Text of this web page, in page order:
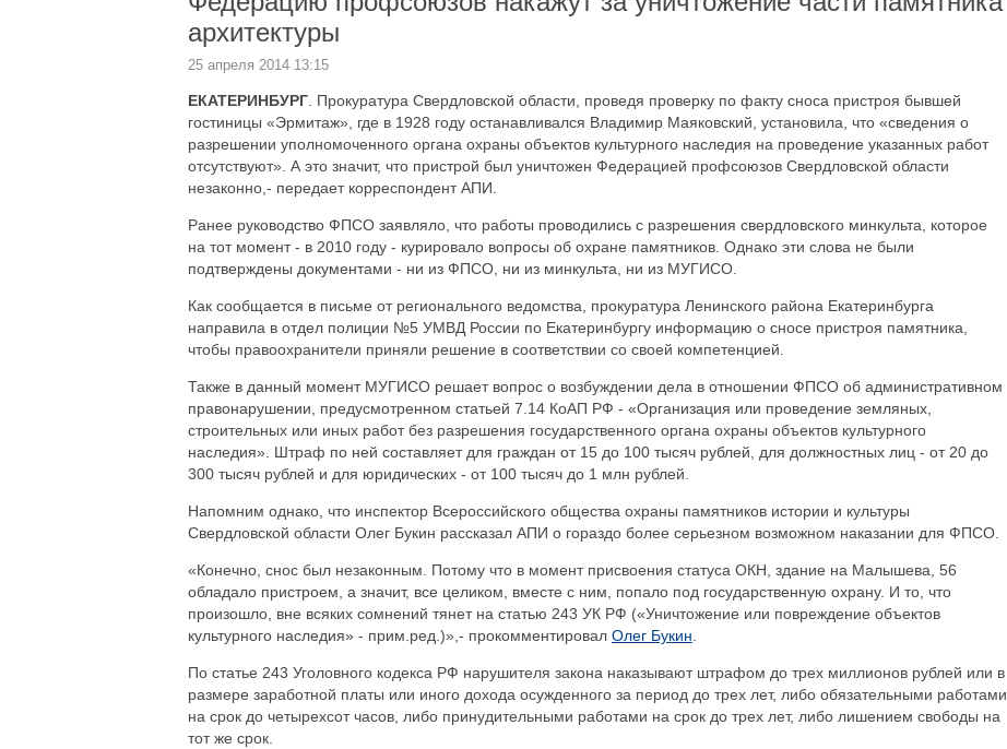
архитектуры
25 апреля 2014 13:15
ЕКАТЕРИНБУРГ . Прокуратура Свердловской области, проведя проверку по факту сноса пристроя бывшей
гостиницы «Эрмитаж», где в 1928 году останавливался Владимир Маяковский, установила, что «сведения о
разрешении уполномоченного органа охраны объектов культурного наследия на проведение указанных работ
отсутствуют». А это значит, что пристрой был уничтожен Федерацией профсоюзов Свердловской области
незаконно,- передает корреспондент АПИ.
Ранее руководство ФПСО заявляло, что работы проводились с разрешения свердловского минкульта, которое
на тот момент - в 2010 году - курировало вопросы об охране памятников. Однако эти слова не были
подтверждены документами - ни из ФПСО, ни из минкульта, ни из МУГИСО.
Как сообщается в письме от регионального ведомства, прокуратура Ленинского района Екатеринбурга
направила в отдел полиции №5 УМВД России по Екатеринбургу информацию о сносе пристроя памятника,
чтобы правоохранители приняли решение в соответствии со своей компетенцией.
Также в данный момент МУГИСО решает вопрос о возбуждении дела в отношении ФПСО об административном
правонарушении, предусмотренном статьей 7.14 КоАП РФ - «Организация или проведение земляных,
строительных или иных работ без разрешения государственного органа охраны объектов культурного
наследия». Штраф по ней составляет для граждан от 15 до 100 тысяч рублей, для должностных лиц - от 20 до
300 тысяч рублей и для юридических - от 100 тысяч до 1 млн рублей.
Напомним однако, что инспектор Всероссийского общества охраны памятников истории и культуры
Свердловской области Олег Букин рассказал АПИ о гораздо более серьезном возможном наказании для ФПСО.
«Конечно, снос был незаконным. Потому что в момент присвоения статуса ОКН, здание на Малышева, 56
обладало пристроем, а значит, все целиком, вместе с ним, попало под государственную охрану. И то, что
произошло, вне всяких сомнений тянет на статью 243 УК РФ («Уничтожение или повреждение объектов
культурного наследия» - прим.ред.)»,- прокомментировал Олег Букин
По статье 243 Уголовного кодекса РФ нарушителя закона наказывают штрафом до трех миллионов рублей или в
размере заработной платы или иного дохода осужденного за период до трех лет, либо обязательными работами
на срок до четырехсот часов, либо принудительными работами на срок до трех лет, либо лишением свободы на
тот же срок.